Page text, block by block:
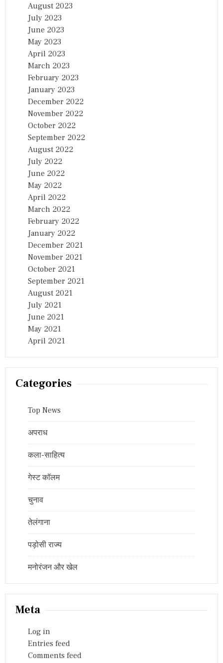
August 2023
July 2023
June 2023
May 2023
April 2023
March 2023
February 2023
January 2023
December 2022
November 2022
October 2022
September 2022
August 2022
July 2022
June 2022
May 2022
April 2022
March 2022
February 2022
January 2022
December 2021
November 2021
October 2021
September 2021
August 2021
July 2021
June 2021
May 2021
April 2021
Categories
Top News
अपराध
कला-साहित्य
गेस्ट कॉलम
चुनाव
तेलंगाना
पड़ोसी राज्य
मनोरंजन और खेल
Meta
Log in
Entries feed
Comments feed